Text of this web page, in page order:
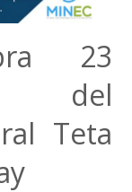
23
del
Teta